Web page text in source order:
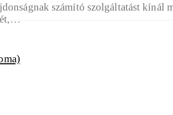
számító szolgáltatást kínál